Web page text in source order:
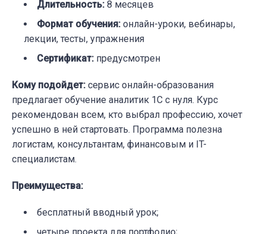
Длительность: 8 месяцев
Формат обучения: онлайн-уроки, вебинары,
лекции, тесты, упражнения
Сертификат: предусмотрен
Кому подойдет: сервис онлайн-образования
предлагает обучение аналитик 1С с нуля. Курс
рекомендован всем, кто выбрал профессию, хочет
успешно в ней стартовать. Программа полезна
логистам, консультантам, финансовым и IT-
специалистам.
Преимущества:
бесплатный вводный урок;